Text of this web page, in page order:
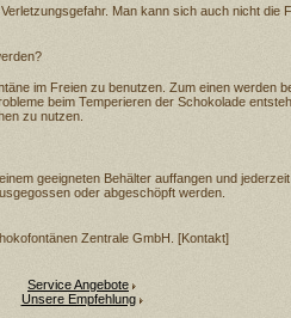
Man kann sich auch nicht die
im Freien zu benutzen. Zum einen werden
beim Temperieren der Schokolade
zu nutzen.
geeigneten Behälter auffangen und
oder abgeschöpft werden.
Zentrale GmbH. [Kontakt]
Service Angebote
Unsere Empfehlung